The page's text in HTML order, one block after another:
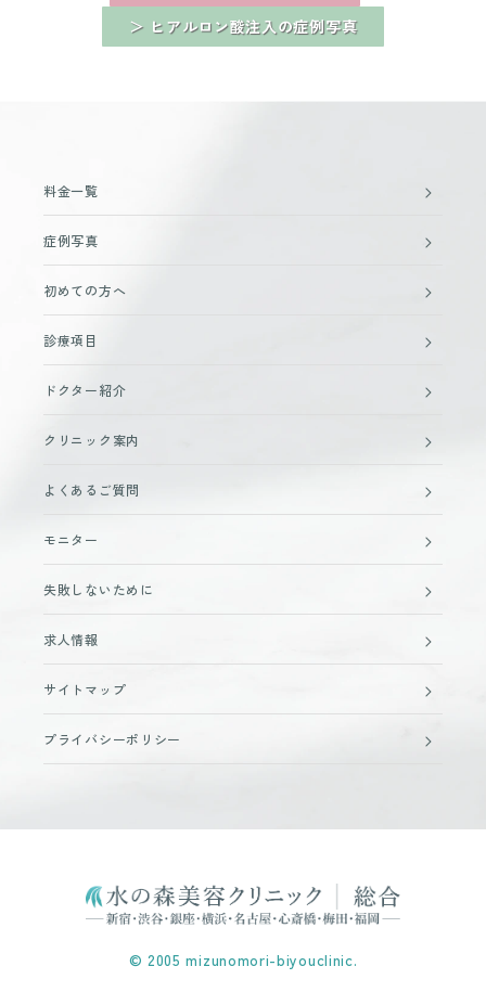
＞ ヒアルロン酸注入の症例写真
料金一覧
症例写真
初めての方へ
診療項目
ドクター紹介
クリニック案内
よくあるご質問
モニター
失敗しないために
求人情報
サイトマップ
プライバシーポリシー
© 2005 mizunomori-biyouclinic.